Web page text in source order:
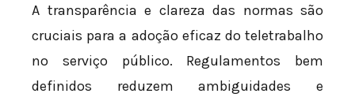
A transparência e clareza das normas são
cruciais para a adoção eficaz do teletrabalho
no serviço público. Regulamentos bem
definidos reduzem ambiguidades e